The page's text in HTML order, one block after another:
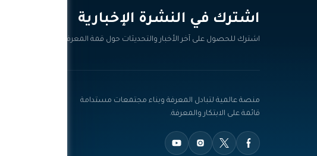
اشترك في النشرة الإخبارية‎
اشترك للحصول على آخر الأخبار والتحديثات حول قمة المعرفة.
منصة عالمية لتبادل المعرفة وبناء مجتمعات مستدامة
قائمة على الابتكار والمعرفة.